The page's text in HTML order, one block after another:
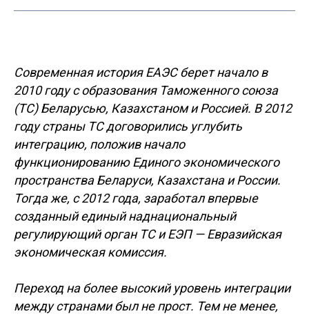
Современная история ЕАЭС берет начало в
2010 году с образования Таможенного союза
(ТС) Беларусью, Казахстаном и Россией. В 2012
году страны ТС договорились углубить
интеграцию, положив начало
функционированию Единого экономического
пространства Беларуси, Казахстана и России.
Тогда же, с 2012 года, заработал впервые
созданный единый наднациональный
регулирующий орган ТС и ЕЭП — Евразийская
экономическая комиссия.
Переход на более высокий уровень интеграции
между странами был не прост. Тем не менее,